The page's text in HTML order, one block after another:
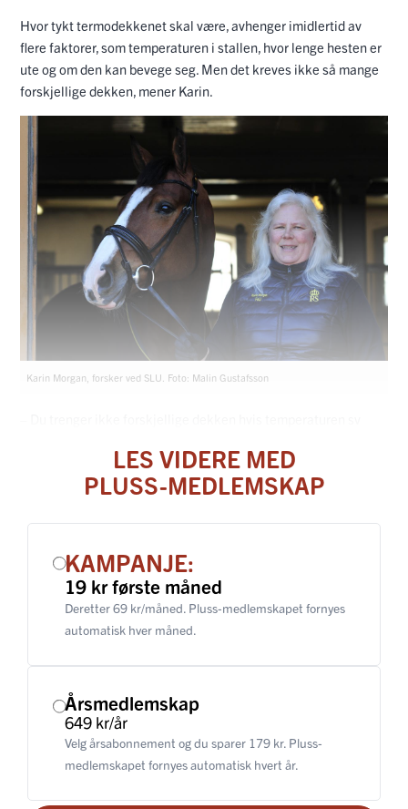
Hvor tykt termodekkenet skal være, avhenger imidlertid av
flere faktorer, som temperaturen i stallen, hvor lenge hesten er
ute og om den kan bevege seg. Men det kreves ikke så mange
forskjellige dekken, mener Karin.
Karin Morgan, forsker ved SLU. Foto: Malin Gustafsson
LES VIDERE MED
PLUSS-MEDLEMSKAP
KAMPANJE:
19 kr første måned
Deretter 69 kr/måned. Pluss-medlemskapet fornyes
automatisk hver måned.
Årsmedlemskap
649 kr/år
Velg årsabonnement og du sparer 179 kr. Pluss-
medlemskapet fornyes automatisk hvert år.